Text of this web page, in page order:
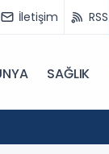
İletişim RSS
SAĞLIK